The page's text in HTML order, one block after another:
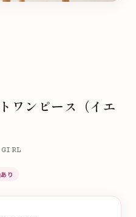
ワンピース（イエ
り